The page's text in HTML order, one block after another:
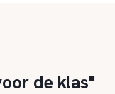
de klas"